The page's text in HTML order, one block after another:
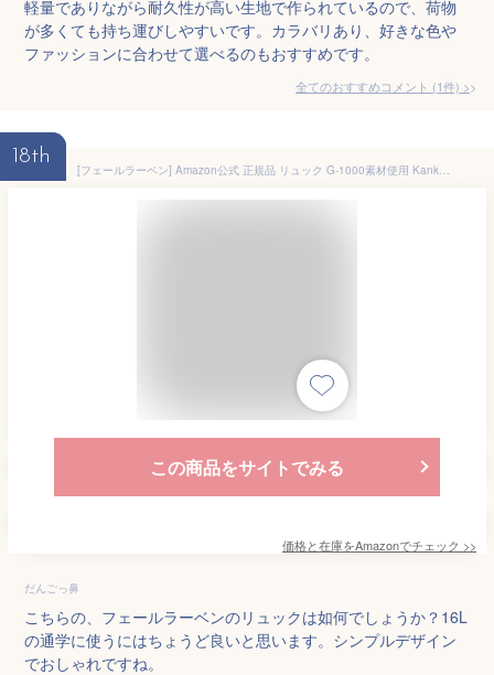
軽量でありながら耐久性が高い生地で作られているので、荷物
が多くても持ち運びしやすいです。カラバリあり、好きな色や
ファッションに合わせて選べるのもおすすめです。
全てのおすすめコメント (1件) >
18th
[フェールラーベン] Amazon公式 正規品 リュック G-1000素材使用 Kanken No.2 容量:16L 23565 レディース Black(550)
この商品をサイトでみる
価格と在庫をAmazonでチェック >>
だんごっ鼻
こちらの、フェールラーベンのリュックは如何でしょうか？16L
の通学に使うにはちょうど良いと思います。シンプルデザイン
でおしゃれですね。